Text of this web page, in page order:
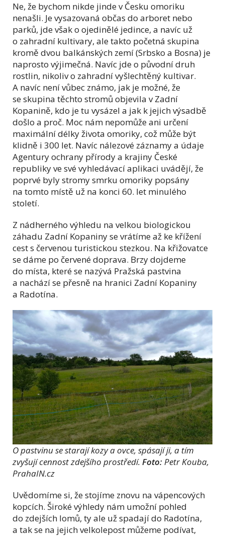
Ne, že bychom nikde jinde v Česku omoriku
nenašli. Je vysazovaná občas do arboret nebo
parků, jde však o ojedinělé jedince, a navíc už
o zahradní kultivary, ale takto početná skupina
kromě dvou balkánských zemí (Srbsko a Bosna) je
naprosto výjimečná. Navíc jde o původní druh
rostlin, nikoliv o zahradní vyšlechtěný kultivar.
A navíc není vůbec známo, jak je možné, že
se skupina těchto stromů objevila v Zadní
Kopanině, kdo je tu vysázel a jak k jejich výsadbě
došlo a proč. Moc nám nepomůže ani určení
maximální délky života omoriky, což může být
klidně i 300 let. Navíc nálezové záznamy a údaje
Agentury ochrany přírody a krajiny České
republiky ve své vyhledávací aplikaci uvádějí, že
poprvé byly stromy smrku omoriky popsány
na tomto místě už na konci 60. let minulého
století.
Z nádherného výhledu na velkou biologickou
záhadu Zadní Kopaniny se vrátíme až ke křížení
cest s červenou turistickou stezkou. Na křižovatce
se dáme po červené doprava. Brzy dojdeme
do místa, které se nazývá Pražská pastvina
a nachází se přesně na hranici Zadní Kopaniny
a Radotína.
O pastvinu se starají kozy a ovce, spásají ji, a tím
zvyšují cennost zdejšího prostředí. Foto: Petr Kouba,
PrahaIN.cz
Uvědomíme si, že stojíme znovu na vápencových
kopcích. Široké výhledy nám umožní pohled
do zdejších lomů, ty ale už spadají do Radotína,
a tak se na jejich velkolepost můžeme podívat,